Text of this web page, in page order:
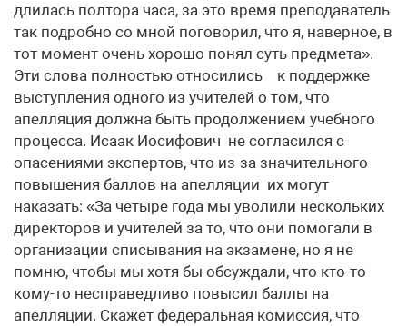
длилась полтора часа, за это время преподаватель
так подробно со мной поговорил, что я, наверное, в
тот момент очень хорошо понял суть предмета».
Эти слова полностью относились к поддержке
выступления одного из учителей о том, что
апелляция должна быть продолжением учебного
процесса. Исаак Иосифович не согласился с
опасениями экспертов, что из-за значительного
повышения баллов на апелляции их могут
наказать: «За четыре года мы уволили нескольких
директоров и учителей за то, что они помогали в
организации списывания на экзамене, но я не
помню, чтобы мы хотя бы обсуждали, что кто-то
кому-то несправедливо повысил баллы на
апелляции. Скажет федеральная комиссия, что